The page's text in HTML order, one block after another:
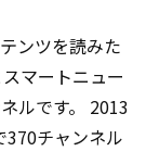
ンツを読みた
マートニュー
ルです。 2013
チャンネル